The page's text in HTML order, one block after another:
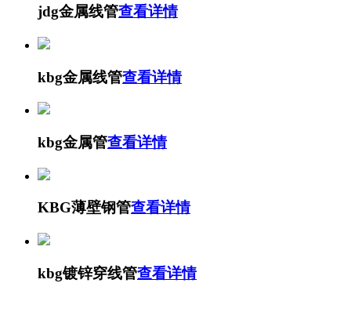
jdg金属线管查看详情
kbg金属线管查看详情
kbg金属管查看详情
KBG薄壁钢管查看详情
kbg镀锌穿线管查看详情